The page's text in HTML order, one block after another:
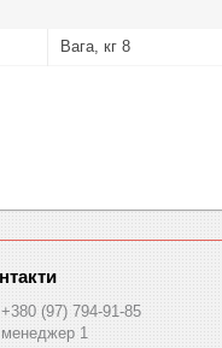
Вага, кг 8
+380 (97) 794-91-85
менеджер 1